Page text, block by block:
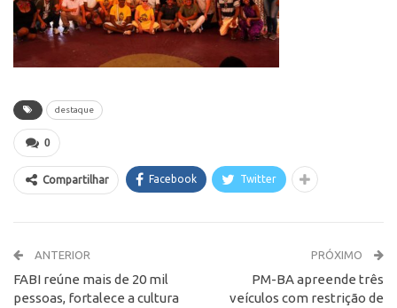
destaque
0
Compartilhar Facebook Twitter
ANTERIOR
FABI reúne mais de 20 mil
pessoas, fortalece a cultura
PRÓXIMO
PM-BA apreende três
veículos com restrição de